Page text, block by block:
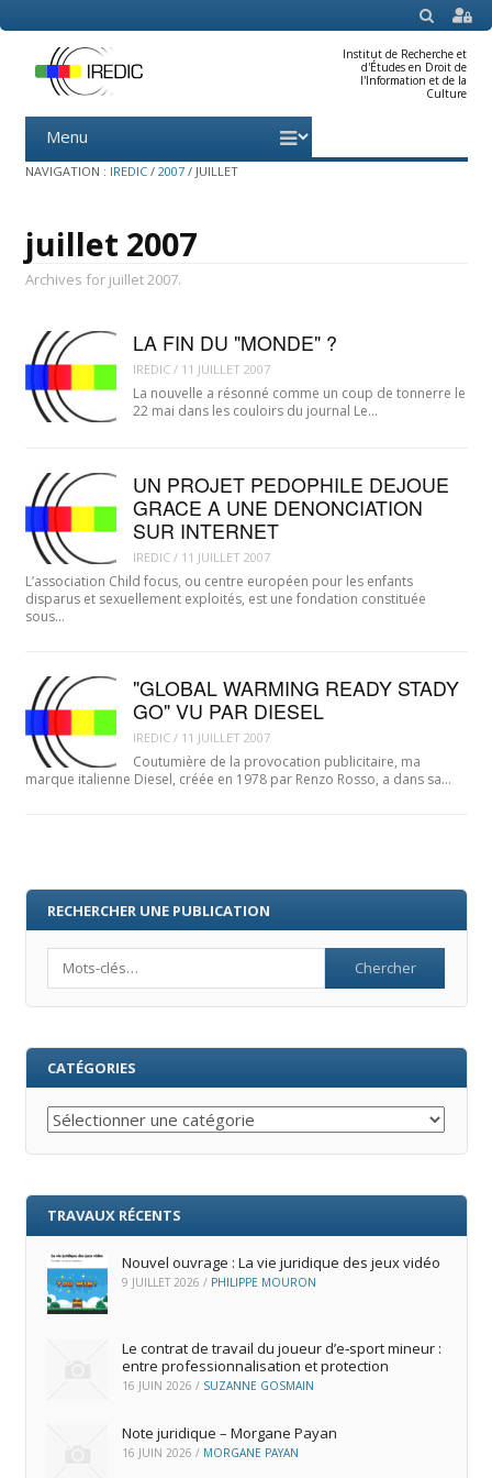
SEARCH
Institut de Recherche et
d'Études en Droit de
l'Information et de la
Culture
Menu
content
NAVIGATION : IREDIC / 2007 / JUILLET
juillet 2007
Archives for juillet 2007.
LA FIN DU "MONDE" ?
IREDIC/ 11 JUILLET 2007
La nouvelle a résonné comme un coup de tonnerre le
22 mai dans les couloirs du journal Le…
UN PROJET PEDOPHILE DEJOUE
GRACE A UNE DENONCIATION
SUR INTERNET
IREDIC/ 11 JUILLET 2007
L’association Child focus, ou centre européen pour les enfants
disparus et sexuellement exploités, est une fondation constituée
sous…
"GLOBAL WARMING READY STADY
GO" VU PAR DIESEL
IREDIC/ 11 JUILLET 2007
Coutumière de la provocation publicitaire, ma
marque italienne Diesel, créée en 1978 par Renzo Rosso, a dans sa…
RECHERCHER UNE PUBLICATION
CATÉGORIES
Catégories
TRAVAUX RÉCENTS
Nouvel ouvrage : La vie juridique des jeux vidéo
9 JUILLET 2026 / PHILIPPE MOURON
Le contrat de travail du joueur d’e‑sport mineur :
entre professionnalisation et protection
16 JUIN 2026 / SUZANNE GOSMAIN
Note juridique – Morgane Payan
16 JUIN 2026 / MORGANE PAYAN